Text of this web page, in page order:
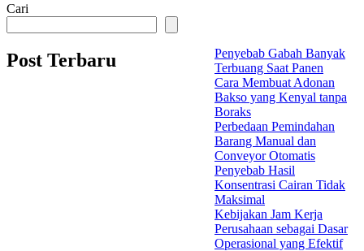
Cari
Post Terbaru
Penyebab Gabah Banyak
Terbuang Saat Panen
Cara Membuat Adonan
Bakso yang Kenyal tanpa
Boraks
Perbedaan Pemindahan
Barang Manual dan
Conveyor Otomatis
Penyebab Hasil
Konsentrasi Cairan Tidak
Maksimal
Kebijakan Jam Kerja
Perusahaan sebagai Dasar
Operasional yang Efektif